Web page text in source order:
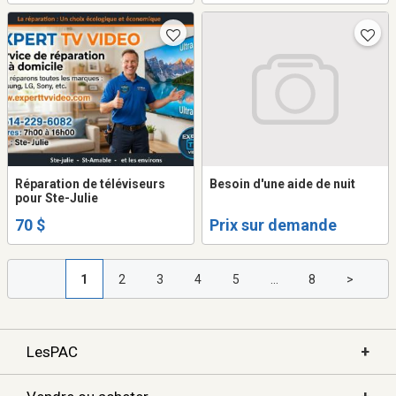
Réparation de téléviseurs
pour Ste-Julie
70 $
Besoin d'une aide de nuit
Prix sur demande
1 2 3 4 5 8 >
LesPAC +